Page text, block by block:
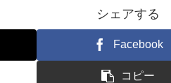
シェアする
Facebook
コピー